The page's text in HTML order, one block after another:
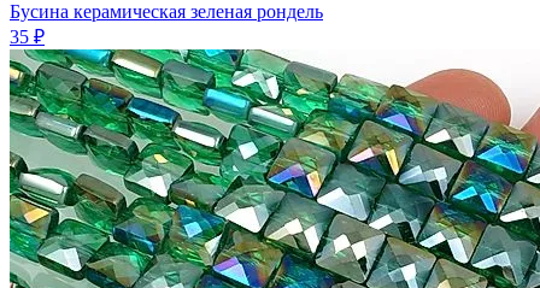
Бусина керамическая зеленая рондель
35 ₽